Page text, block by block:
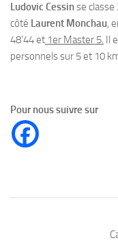
Ludovic Cessinse classe
côté Laurent Monchau,
48’44 et 1er Master 5. Il
personnels sur 5 et 10
Pour nous suivre sur